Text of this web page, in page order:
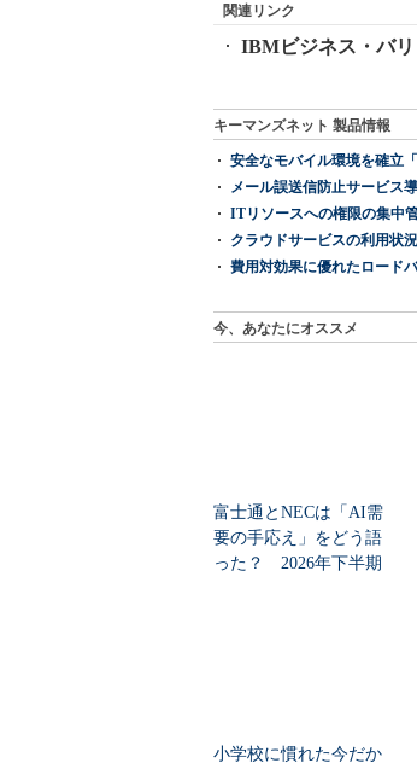
関連リンク
IBMビジネス・バ
キーマンズネット 製品情報
安全なモバイル環境を確立
メール誤送信防止サービス
ITリソースへの権限の集中
クラウドサービスの利用状
費用対効果に優れたロード
今、あなたにオススメ
富士通とNECは「AI需
要の手応え」をどう語
った？ 2026年下半期
小学校に慣れた今だか